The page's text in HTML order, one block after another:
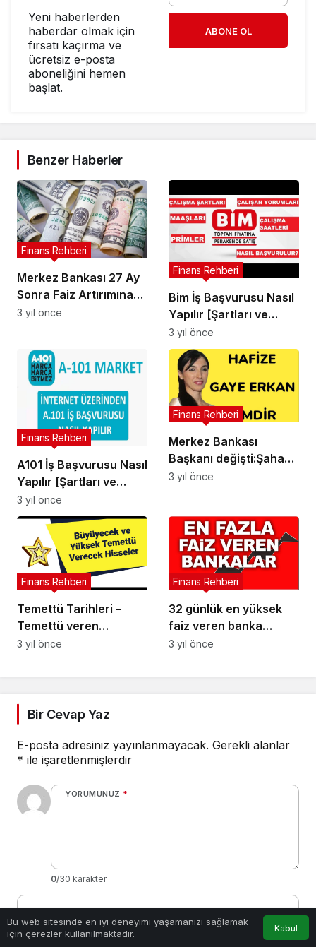
Yeni haberlerden
haberdar olmak için
fırsatı kaçırma ve
ücretsiz e-posta
aboneliğini hemen
başlat.
ABONE OL
Benzer Haberler
Merkez Bankası 27 Ay
Sonra Faiz Artırımına
Gitti Dolar Rekor Kırdı
Finans Rehberi
3 yıl önce
Bim İş Başvurusu Nasıl
Yapılır [Şartları ve
Maaşları]
Finans Rehberi
3 yıl önce
A101 İş Başvurusu Nasıl
Yapılır [Şartları ve
Maaşları]
Finans Rehberi
3 yıl önce
Merkez Bankası
Başkanı değişti:Şahap
Kavcıoğlu görevden
Finans Rehberi
3 yıl önce
Temettü Tarihleri –
Temettü veren
hisseler!Temettü
Finans Rehberi
3 yıl önce
32 günlük en yüksek
faiz veren banka
hangisi? Bankalar
Finans Rehberi
3 yıl önce
Bir Cevap Yaz
E-posta adresiniz yayınlanmayacak. Gerekli alanlar
* ile işaretlenmişlerdir
YORUMUNUZ *
0/30 karakter
Bu web sitesinde en iyi deneyimi yaşamanızı sağlamak
için çerezler kullanılmaktadır.
Kabul
Anasayfa Akış Bildirimler
0